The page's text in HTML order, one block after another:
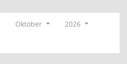
Oktober
2026